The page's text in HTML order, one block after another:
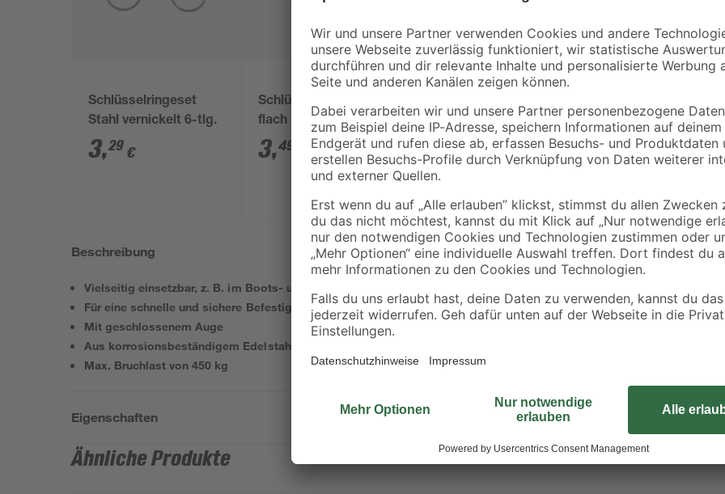
Schlüsselringeset
Stahl vernickelt 6-tlg.
3,29 €
Schlüsselringe SL20
flach Stahl vernickelt
5 Stück
3,49
K52 vernickelt
2,49€
Kunststoff weiß 9,4
3,7 x 9,4 cm
12,99€
Beschreibung
Vielseitig einsetzbar, z. B. im Boots- und Schiffsbau
Für eine schnelle und sichere Befestigung
Mit geschlossenem Auge
Aus korrosionsbeständigem Edelstahl
Max. Bruchlast von 450 kg
Der Karabinerhaken mit
eignet sich für das Sichern und
und Schiffsbau. Ebenso findet er
Karabiner ist aus rostfreiem
Eigenschaften
Ähnliche Produkte